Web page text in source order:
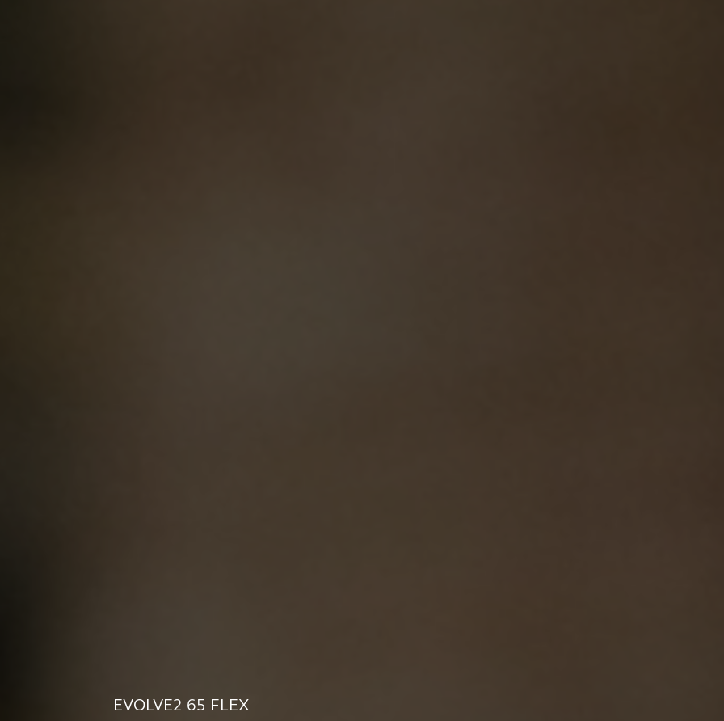
EVOLVE2 65 FLEX